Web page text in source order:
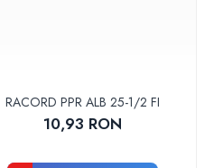
RACORD PPR ALB 25-1/2 FI
10,93 RON